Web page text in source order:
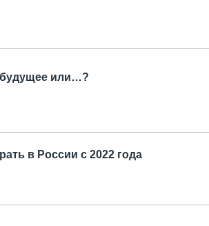
будущее или…?
в России с 2022 года